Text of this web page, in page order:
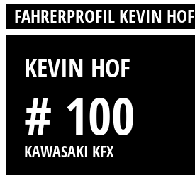
FAHRERPROFIL KEVIN HOF
KEVIN HOF
# 100
KAWASAKI KFX